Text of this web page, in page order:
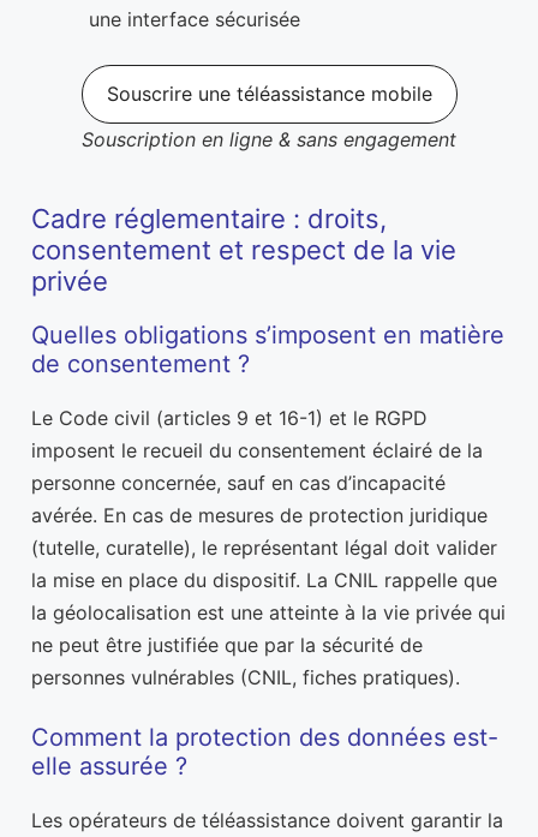
une interface sécurisée
Souscrire une téléassistance mobile
Souscription en ligne & sans engagement
Cadre réglementaire : droits,
consentement et respect de la vie
privée
Quelles obligations s’imposent en matière
de consentement ?
Le Code civil (articles 9 et 16-1) et le RGPD
imposent le recueil du consentement éclairé de la
personne concernée, sauf en cas d’incapacité
avérée. En cas de mesures de protection juridique
(tutelle, curatelle), le représentant légal doit valider
la mise en place du dispositif. La CNIL rappelle que
la géolocalisation est une atteinte à la vie privée qui
ne peut être justifiée que par la sécurité de
personnes vulnérables (CNIL, fiches pratiques).
Comment la protection des données est-
elle assurée ?
Les opérateurs de téléassistance doivent garantir la